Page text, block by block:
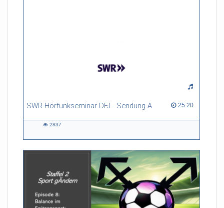
SWR-Hörfunkseminar DFJ - Sendung A 25:20
25:20 duration
2837